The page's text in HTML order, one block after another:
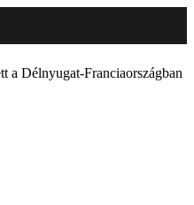
a Délnyugat-Franciaországban